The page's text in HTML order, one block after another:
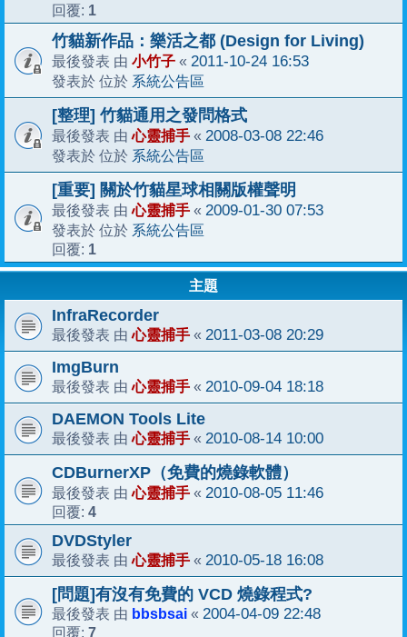
回覆: 1
竹貓新作品：樂活之都 (Design for Living)
最後發表 由 小竹子 « 2011-10-24 16:53
發表於 位於 系統公告區
[整理] 竹貓通用之發問格式
最後發表 由心靈捕手 « 2008-03-08 22:46
發表於 位於 系統公告區
[重要] 關於竹貓星球相關版權聲明
最後發表 由心靈捕手 « 2009-01-30 07:53
發表於 位於 系統公告區
回覆: 1
主題
InfraRecorder
最後發表 由心靈捕手 « 2011-03-08 20:29
ImgBurn
最後發表 由心靈捕手 « 2010-09-04 18:18
DAEMON Tools Lite
最後發表 由心靈捕手 « 2010-08-14 10:00
CDBurnerXP（免費的燒錄軟體）
最後發表 由心靈捕手 « 2010-08-05 11:46
回覆: 4
DVDStyler
最後發表 由心靈捕手 « 2010-05-18 16:08
[問題]有沒有免費的 VCD 燒錄程式?
最後發表 由 bbsbsai « 2004-04-09 22:48
回覆: 7